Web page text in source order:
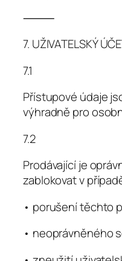
⸻
7. UŽIVATELSKÝ
7.1
Přístupové údaje
výhradně pro
7.2
Prodávající je
zablokovat v
• porušení těchto
• neoprávněného